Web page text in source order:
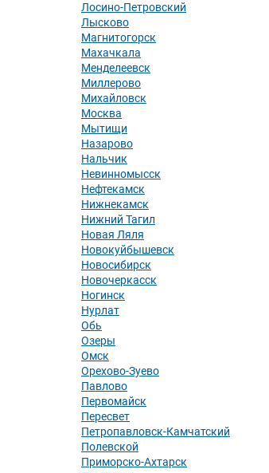
Лосино-Петровский
Лысково
Магнитогорск
Махачкала
Менделеевск
Миллерово
Михайловск
Москва
Мытищи
Назарово
Нальчик
Невинномысск
Нефтекамск
Нижнекамск
Нижний Тагил
Новая Ляля
Новокуйбышевск
Новосибирск
Новочеркасск
Ногинск
Нурлат
Обь
Озеры
Омск
Орехово-Зуево
Павлово
Первомайск
Пересвет
Петропавловск-Камчатский
Полевской
Приморско-Ахтарск